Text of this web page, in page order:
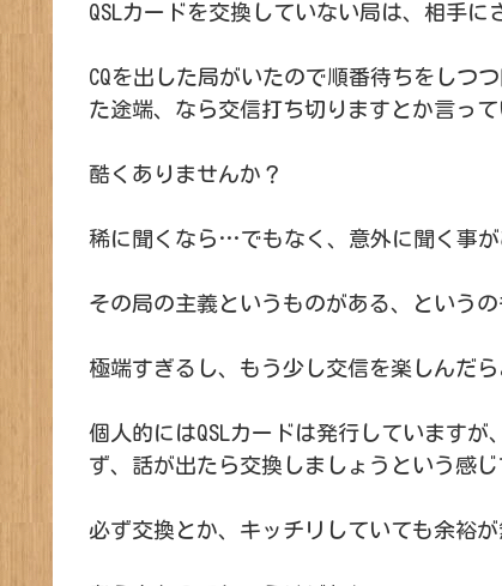
QSLカードを交換していない局は、相手に
CQを出した局がいたので順番待ちをしつ
た途端、なら交信打ち切りますとか言って
酷くありませんか？
稀に聞くなら…でもなく、意外に聞く事
その局の主義というものがある、という
極端すぎるし、もう少し交信を楽しんだ
個人的にはQSLカードは発行しています
ず、話が出たら交換しましょうという感
必ず交換とか、キッチリしていても余裕